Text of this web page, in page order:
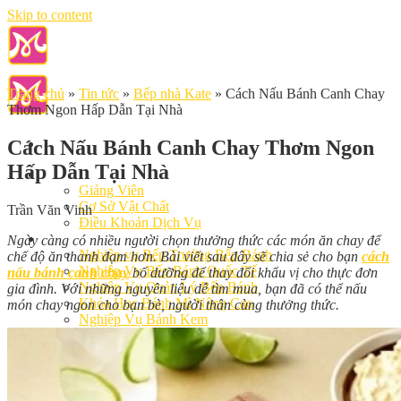
Skip to content
Giới Thiệu
Giảng Viên
Cơ Sở Vật Chất
Điều Khoản Dịch Vụ
Học Làm Bánh
Nghiệp vụ Bếp Trưởng Bếp Bánh
Nghiệp Vụ Bếp Bánh Quốc Tế
Nghiệp Vụ Quản Lý Bếp Bánh
Khóa Học Bánh Mì Nâng Cao
Nghiệp Vụ Bánh Kem
Khóa Học Làm Bánh Việt
Khóa Học Làm Bánh Nhật
Khóa Học Bánh Đài Loan
Học Làm Bánh Ngắn Hạn
Trang chủ » Tin tức » Bếp nhà Kate » Cách Nấu Bánh Canh Chay
Thơm Ngon Hấp Dẫn Tại Nhà
Cách Nấu Bánh Canh Chay Thơm Ngon
Hấp Dẫn Tại Nhà
Trần Văn Vinh
Ngày càng có nhiều người chọn thưởng thức các món ăn chay để
chế độ ăn thanh đạm hơn. Bài viết sau đây sẽ chia sẻ cho bạn cách
nấu bánh canh chaybổ dưỡng để thay đổi khẩu vị cho thực đơn
gia đình. Với những nguyên liệu dễ tìm mua, bạn đã có thể nấu
món chay ngon cho bạn bè, người thân cùng thưởng thức.